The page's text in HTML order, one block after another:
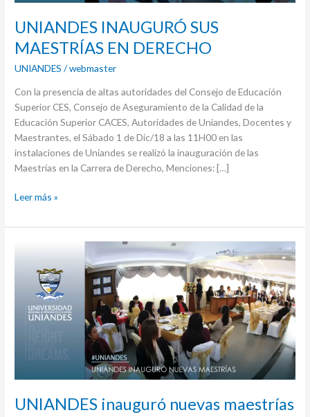
UNIANDES INAUGURÓ SUS
MAESTRÍAS EN DERECHO
UNIANDES /webmaster
Con la presencia de altas autoridades del Consejo de Educación
Superior CES, Consejo de Aseguramiento de la Calidad de la
Educación Superior CACES, Autoridades de Uniandes, Docentes y
Maestrantes, el Sábado 1 de Dic/18 a las 11H00 en las
instalaciones de Uniandes se realizó la inauguración de las
Maestrías en la Carrera de Derecho, Menciones: […]
Leer más »
UNIANDES inauguró nuevas maestrías
nuevas
maestrías